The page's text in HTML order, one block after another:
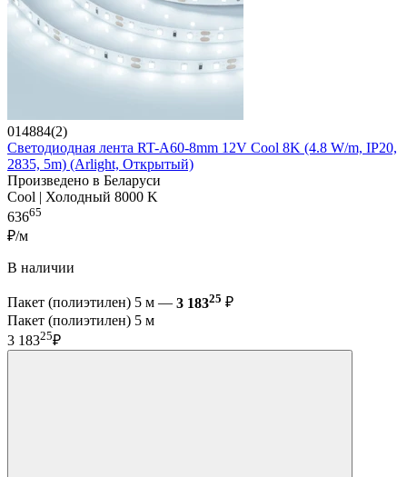
014884(2)
Светодиодная лента RT-A60-8mm 12V Cool 8K (4.8 W/m, IP20,
2835, 5m) (Arlight, Открытый)
Произведено в Беларуси
Cool | Холодный 8000 K
63665
₽/м
В наличии
Пакет (полиэтилен) 5 м — 3 18325 ₽
Пакет (полиэтилен) 5 м
3 18325₽